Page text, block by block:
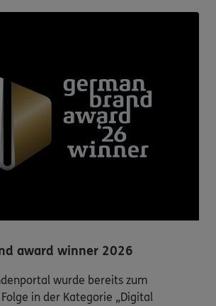
award winner 2026
wurde bereits zum
in der Kategorie „Digital